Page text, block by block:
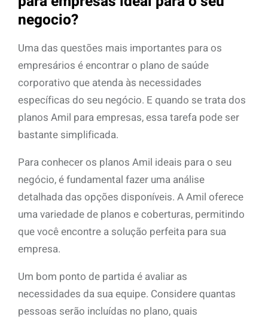
negocio?
Uma das questões mais importantes para os
empresários é encontrar o plano de saúde
corporativo que atenda às necessidades
específicas do seu negócio. E quando se trata dos
planos Amil para empresas, essa tarefa pode ser
bastante simplificada.
Para conhecer os planos Amil ideais para o seu
negócio, é fundamental fazer uma análise
detalhada das opções disponíveis. A Amil oferece
uma variedade de planos e coberturas, permitindo
que você encontre a solução perfeita para sua
empresa.
Um bom ponto de partida é avaliar as
necessidades da sua equipe. Considere quantas
pessoas serão incluídas no plano, quais